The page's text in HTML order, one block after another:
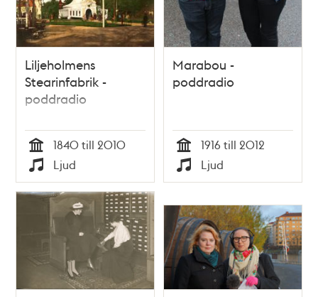
Liljeholmens
Stearinfabrik -
poddradio
Tid
1840 till 2010
Typ
Ljud
Marabou -
poddradio
Tid
1916 till 2012
Typ
Ljud